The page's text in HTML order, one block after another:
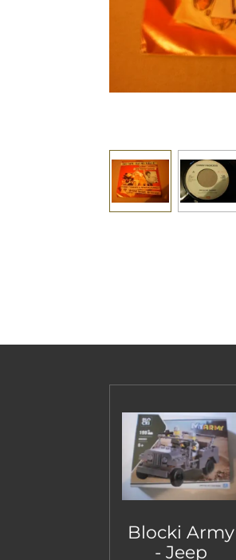
Blocki Army
- Jeep